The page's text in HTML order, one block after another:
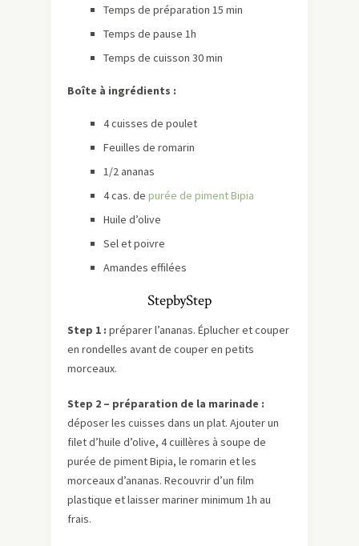
Temps de préparation 15 min
Temps de pause 1h
Temps de cuisson 30 min
Boîte à ingrédients :
4 cuisses de poulet
Feuilles de romarin
1/2 ananas
4 cas. de purée de piment Bipia
Huile d’olive
Sel et poivre
Amandes effilées
StepbyStep
Step 1 : préparer l’ananas. Éplucher et couper
en rondelles avant de couper en petits
morceaux.
Step 2 – préparation de la marinade :
déposer les cuisses dans un plat. Ajouter un
filet d’huile d’olive, 4 cuillères à soupe de
purée de piment Bipia, le romarin et les
morceaux d’ananas. Recouvrir d’un film
plastique et laisser mariner minimum 1h au
frais.